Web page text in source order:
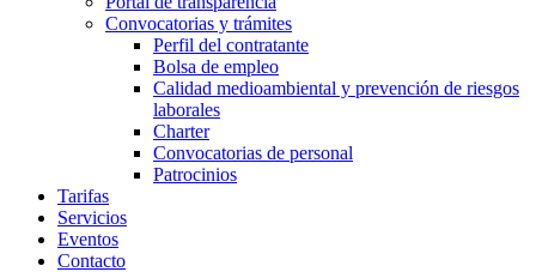
Convocatorias y trámites
Perfil del contratante
Bolsa de empleo
Calidad medioambiental y prevención de riesgos
laborales
Charter
Convocatorias de personal
Patrocinios
Tarifas
Servicios
Eventos
Contacto